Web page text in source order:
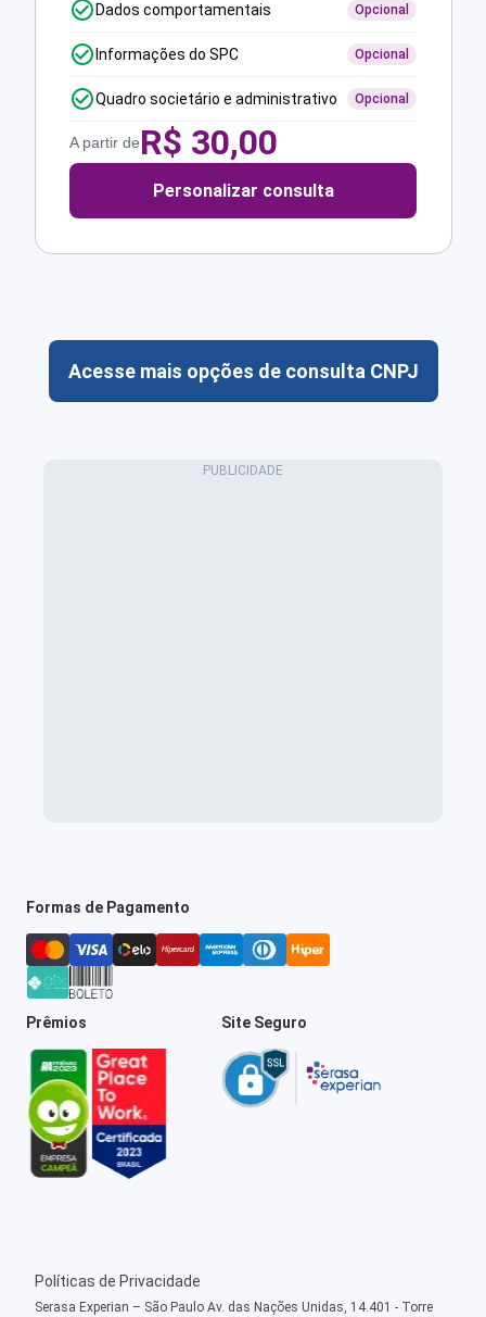
Dados comportamentais Opcional
Informações do SPC Opcional
Quadro societário e administrativo Opcional
A partir deR$ 30,00
Personalizar consulta
Acesse mais opções de consulta CNPJ
Formas de Pagamento
Prêmios Site Seguro
Políticas de Privacidade
Serasa Experian – São Paulo Av. das Nações Unidas, 14.401 - Torre